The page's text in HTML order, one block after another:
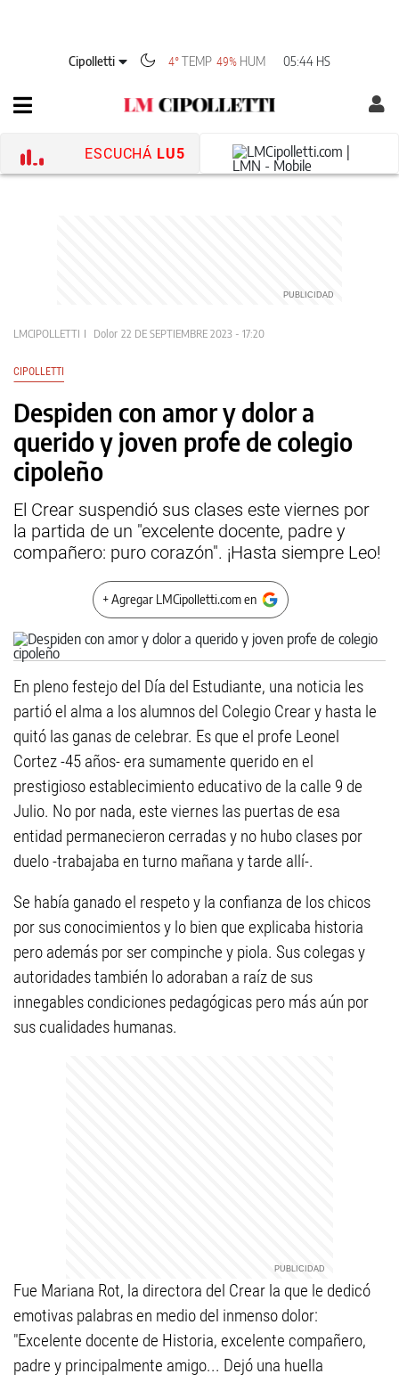
Cipolletti 4° TEMP 49% HUM 05:44 HS
ESCUCHÁ LU5
LMCIPOLLETTI Dolor 22 DE SEPTIEMBRE 2023 - 17:20
CIPOLLETTI
Despiden con amor y dolor a
querido y joven profe de colegio
cipoleño
El Crear suspendió sus clases este viernes por
la partida de un "excelente docente, padre y
compañero: puro corazón". ¡Hasta siempre Leo!
+ Agregar LMCipolletti.com en
En pleno festejo del Día del Estudiante, una noticia les
partió el alma a los alumnos del Colegio Crear y hasta le
quitó las ganas de celebrar. Es que el profe Leonel
Cortez -45 años- era sumamente querido en el
prestigioso establecimiento educativo de la calle 9 de
Julio. No por nada, este viernes las puertas de esa
entidad permanecieron cerradas y no hubo clases por
duelo -trabajaba en turno mañana y tarde allí-.
Se había ganado el respeto y la confianza de los chicos
por sus conocimientos y lo bien que explicaba historia
pero además por ser compinche y piola. Sus colegas y
autoridades también lo adoraban a raíz de sus
innegables condiciones pedagógicas pero más aún por
sus cualidades humanas.
Fue Mariana Rot, la directora del Crear la que le dedicó
emotivas palabras en medio del inmenso dolor:
"Excelente docente de Historia, excelente compañero,
padre y principalmente amigo... Dejó una huella